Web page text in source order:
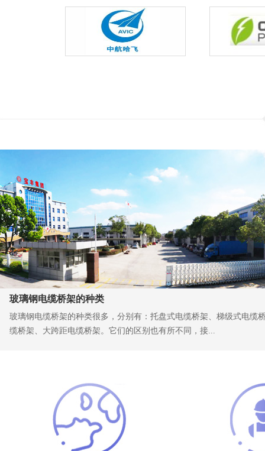
玻璃钢电缆桥架的种类
玻璃钢电缆桥架的种类很多，分别有：托盘式电缆桥架、梯级式电缆
缆桥架、大跨距电缆桥架。它们的区别也有所不同，接...